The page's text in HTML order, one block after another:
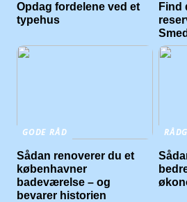
Opdag fordelene ved et
typehus
Find
GODE RÅD
Sådan renoverer du et
københavner
badeværelse – og
bevarer historien